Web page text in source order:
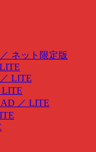
／ ネット限定版
／ LITE
LITE
／ LITE